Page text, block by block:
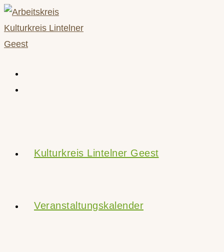
Zum
Inhalt
springen
Kulturkreis Lintelner Geest
Veranstaltungskalender